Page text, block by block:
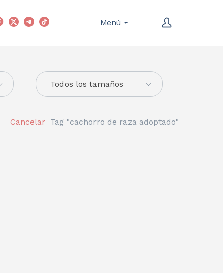
Menú
Todos los tamaños
Tag "cachorro de raza adoptado"
Cancelar